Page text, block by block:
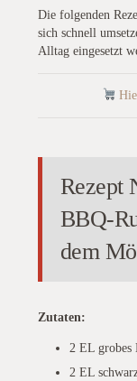
Die folgenden
sich schnell
Alltag eingesetzt
Rezept
BBQ-
dem
Zutaten:
2 EL grobes
2 EL